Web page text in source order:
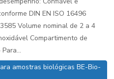
DIN EN ISO 16496
Volume nominal de 2 a 4
Compartimento de
amostras biológicas BE-Bio-